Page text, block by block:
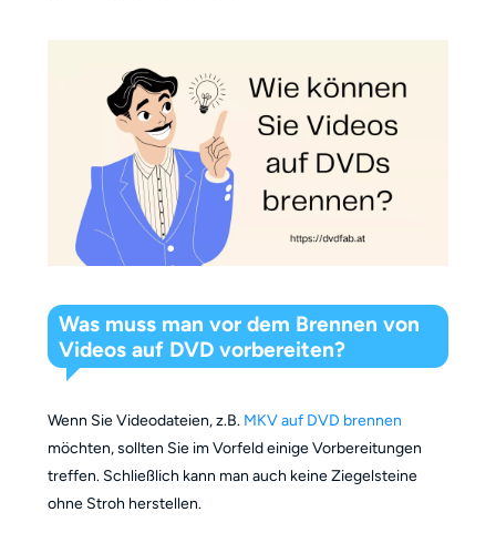
Was muss man vor dem Brennen von
Videos auf DVD vorbereiten?
Wenn Sie Videodateien, z.B. MKV auf DVD brennen
möchten, sollten Sie im Vorfeld einige Vorbereitungen
treffen. Schließlich kann man auch keine Ziegelsteine
ohne Stroh herstellen.